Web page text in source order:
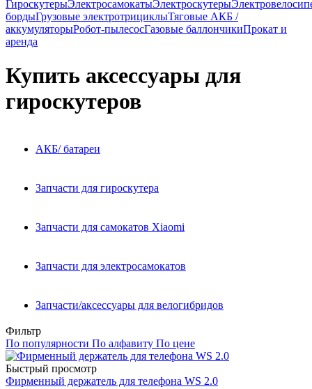
ГироскутерыЭлектросамокатыЭлектроскутеры
бордыГрузовые электротрициклыТяговые АКБ /
аккумуляторыРобот-пылесосГазовые баллончикиПрокат и
аренда
Купить аксессуары для
гироскутеров
АКБ/ батареи
Запчасти для гироскутера
Запчасти для самокатов Xiaomi
Запчасти для электросамокатов
Запчасти/аксессуары для велогибридов
Фильтр
По популярности По алфавиту По цене
Быстрый просмотр
Фирменный держатель для телефона WS 2.0